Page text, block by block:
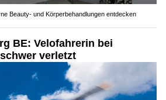
Beauty- und Körperbehandlungen entdecken
BE: Velofahrerin bei
verletzt